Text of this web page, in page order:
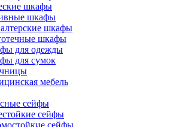
шкафы
шкафы
шкафы
шкафы
для одежды
для сумок
мебель
сейфы
сейфы
сейфы